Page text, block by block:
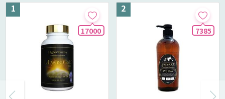
17000 7385